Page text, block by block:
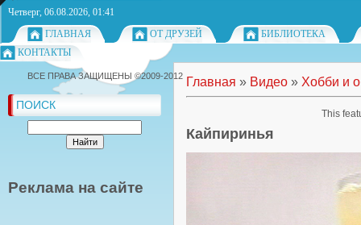
Четверг, 06.08.2026, 01:41
ГЛАВНАЯ
ОТ ДРУЗЕЙ
БИБЛИОТЕКА
КОНТАКТЫ
ПОИСК
Реклама на сайте
Главная » Видео » Хобби и
Кайпиринья
ВСЕ ПРАВА ЗАЩИЩЕНЫ ©2009-2012
This